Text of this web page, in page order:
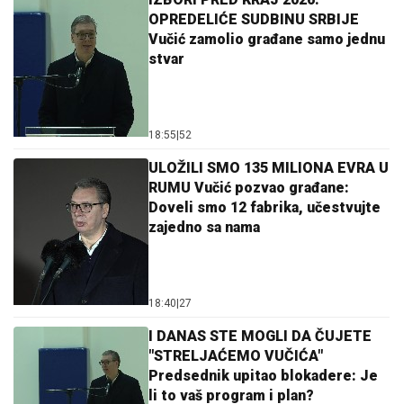
OPREDELIĆE SUDBINU SRBIJE
Vučić zamolio građane samo jednu
stvar
18:55|52
ULOŽILI SMO 135 MILIONA EVRA U
RUMU Vučić pozvao građane:
Doveli smo 12 fabrika, učestvujte
zajedno sa nama
18:40|27
I DANAS STE MOGLI DA ČUJETE
"STRELJAĆEMO VUČIĆA"
Predsednik upitao blokadere: Je
li to vaš program i plan?